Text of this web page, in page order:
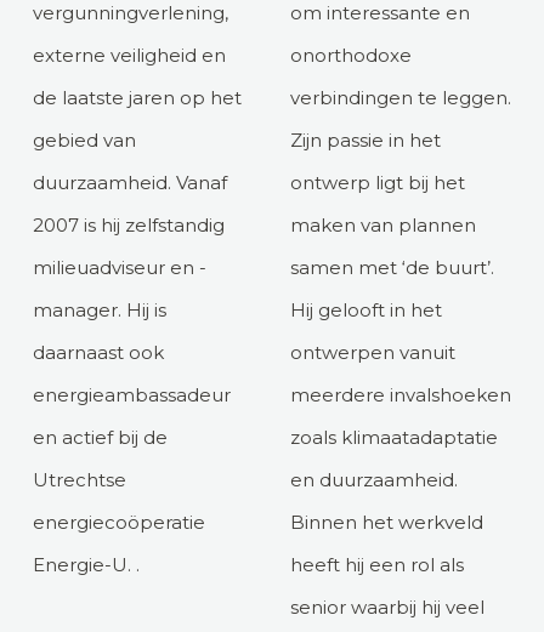
vergunningverlening,
externe veiligheid en
de laatste jaren op het
gebied van
duurzaamheid. Vanaf
2007 is hij zelfstandig
milieuadviseur en -
manager. Hij is
daarnaast ook
energieambassadeur
en actief bij de
Utrechtse
energiecoöperatie
Energie-U. .
om interessante en
onorthodoxe
verbindingen te leggen.
Zijn passie in het
ontwerp ligt bij het
maken van plannen
samen met ‘de buurt’.
Hij gelooft in het
ontwerpen vanuit
meerdere invalshoeken
zoals klimaatadaptatie
en duurzaamheid.
Binnen het werkveld
heeft hij een rol als
senior waarbij hij veel